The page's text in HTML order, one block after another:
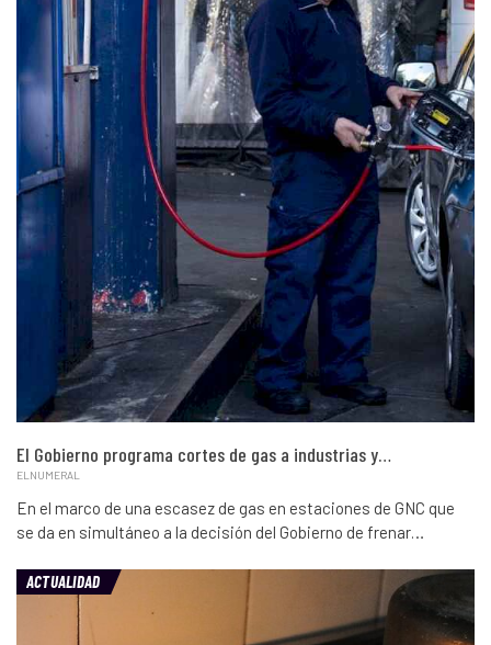
El Gobierno programa cortes de gas a industrias y…
ELNUMERAL
En el marco de una escasez de gas en estaciones de GNC que
se da en simultáneo a la decisión del Gobierno de frenar…
ACTUALIDAD